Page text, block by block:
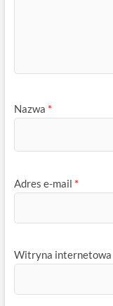
Nazwa *
Adres e-mail *
Witryna internetowa